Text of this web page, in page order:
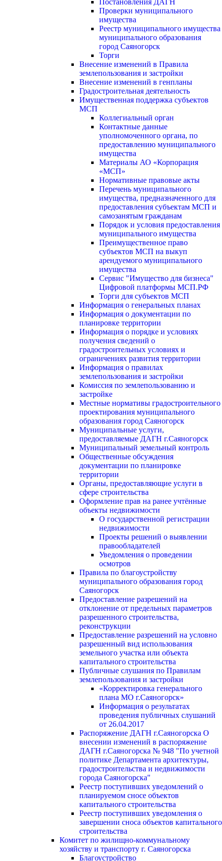
Постановления ДАГН
Проверки муниципального
имущества
Реестр муниципального имущества
муниципального образования
город Саяногорск
Торги
Внесение изменений в Правила
землепользования и застройки
Внесение изменений в генпланы
Градостроительная деятельность
Имущественная поддержка субъектов
МСП
Коллегиальный орган
Контактные данные
уполномоченного органа, по
предоставлению муниципального
имущества
Материалы АО «Корпорация
«МСП»
Нормативные правовые акты
Перечень муниципального
имущества, предназначенного для
предоставления субъектам МСП и
самозанятым гражданам
Порядок и условия предоставления
муниципального имущества
Преимущественное право
субъектов МСП на выкуп
арендуемого муниципального
имущества
Сервис "Имущество для бизнеса"
Цифровой платформы МСП.РФ
Торги для субъектов МСП
Информация о генеральных планах
Информация о документации по
планировке территории
Информация о порядке и условиях
получения сведений о
градостроительных условиях и
ограничениях развития территории
Информация о правилах
землепользования и застройки
Комиссия по землепользованию и
застройке
Местные нормативы градостроительного
проектирования муниципального
образования город Саяногорск
Муниципальные услуги,
предоставляемые ДАГН г.Саяногорск
Муниципальный земельный контроль
Общественные обсуждения
документации по планировке
территории
Органы, предоставляющие услуги в
сфере строительства
Оформление прав на ранее учтённые
объекты недвижимости
О государственной регистрации
недвижимости
Проекты решений о выявлении
правообладателей
Уведомления о проведении
осмотров
Правила по благоустройству
муниципального образования город
Саяногорск
Предоставление разрешений на
отклонение от предельных параметров
разрешенного строительства,
реконструкции
Предоставление разрешений на условно
разрешенный вид использования
земельного участка или объекта
капитального строительства
Публичные слушания по Правилам
землепользования и застройки
«Корректировка генерального
плана МО г.Саяногорск»
Информация о результатах
проведения публичных слушаний
от 26.04.2017
Распоряжение ДАГН г.Саяногорска О
внесении изменений в распоряжение
ДАГН г.Саяногорска № 948 "По учетной
политике Департамента архитектуры,
градостроительства и недвижимости
города Саяногорска"
Реестр поступивших уведомлений о
планируемом сносе объектов
капитального строительства
Реестр поступивших уведомления о
завершении сноса объектов капитального
строительства
Комитет по жилищно-коммунальному
хозяйству и транспорту г. Саяногорска
Благоустройство